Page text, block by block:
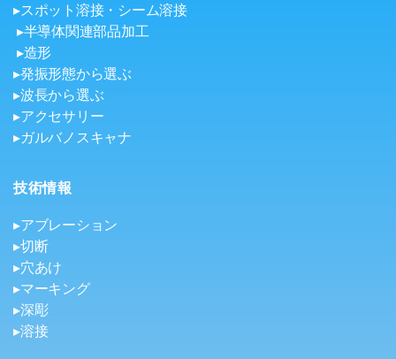
▸スポット溶接・シーム溶接
▸半導体関連部品加工
▸造形
▸発振形態から選ぶ
▸波長から選ぶ
▸アクセサリー
▸ガルバノスキャナ
技術情報
▸アブレーション
▸切断
▸穴あけ
▸マーキング
▸深彫
▸溶接